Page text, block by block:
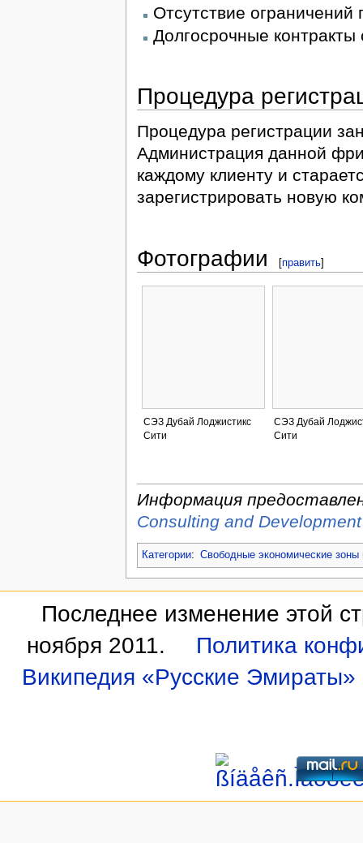
Отсутствие
Долгосрочные контракты
Процедура
Процедура регистрации
Администрация данной
каждому клиенту и
зарегистрировать новую
Фотографии [править]
СЭЗ Дубай Лоджистикс
Сити
СЭЗ Дубай
Сити
Информация
Consulting and Development
Категории: Свободные экономические
Последнее изменение этой
ноября 2011.
Политика
Википедия «Русские Эмираты»